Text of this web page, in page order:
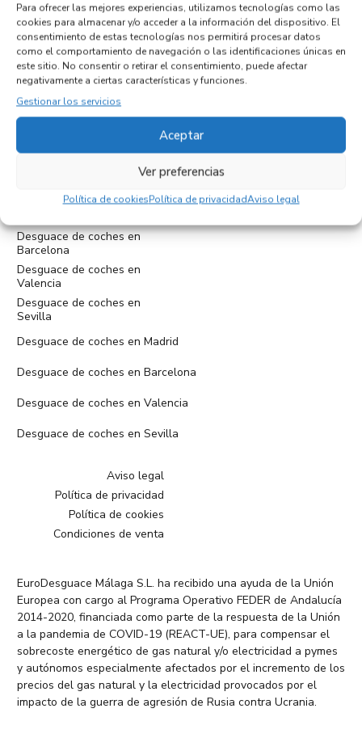
Para ofrecer las mejores experiencias, utilizamos tecnologías como las
cookies para almacenar y/o acceder a la información del dispositivo. El
consentimiento de estas tecnologías nos permitirá procesar datos
como el comportamiento de navegación o las identificaciones únicas en
este sitio. No consentir o retirar el consentimiento, puede afectar
negativamente a ciertas características y funciones.
Gestionar los servicios
Aceptar
Ver preferencias
Política de cookiesPolítica de privacidadAviso legal
Cam. Medioambiental, 19, 29010 Málaga
administracion@eurodesguacemalaga.com
Desguace de coches en
Desguace de coches en
Barcelona
Desguace de coches en
Valencia
Desguace de coches en
Sevilla
Desguace de coches en Madrid
Desguace de coches en Barcelona
Desguace de coches en Valencia
Desguace de coches en Sevilla
Aviso legal
Política de privacidad
Política de cookies
Condiciones de venta
EuroDesguace Málaga S.L. ha recibido una ayuda de la Unión
Europea con cargo al Programa Operativo FEDER de Andalucía
2014-2020, financiada como parte de la respuesta de la Unión
a la pandemia de COVID-19 (REACT-UE), para compensar el
sobrecoste energético de gas natural y/o electricidad a pymes
y autónomos especialmente afectados por el incremento de los
precios del gas natural y la electricidad provocados por el
impacto de la guerra de agresión de Rusia contra Ucrania.